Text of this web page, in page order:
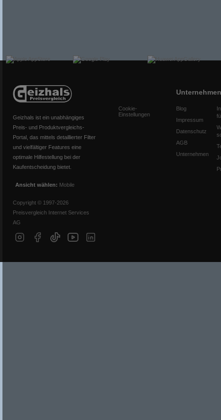
Geizhals ist ein unabhängiges
Preis- und Produktvergleichs-
Portal, das mittels detaillierter Filter
und vielfältiger Features eine
optimale Hilfestellung bei der
Kaufentscheidung bietet.
Ansicht wählen: Mobile
Copyright © 1997-2026
Preisvergleich Internet Services
AG
Cookie-
Einstellungen
Unternehmen
Blog
Impressum
Datenschutz
AGB
Unternehmen